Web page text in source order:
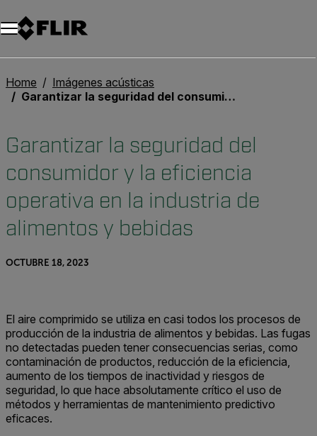
Home
Imágenes acústicas
Garantizar la seguridad del consumidor y la eficiencia operativa en la industria de alimentos y bebidas
Garantizar la seguridad del
consumidor y la eficiencia
operativa en la industria de
alimentos y bebidas
OCTUBRE 18, 2023
El aire comprimido se utiliza en casi todos los procesos de
producción de la industria de alimentos y bebidas. Las fugas
no detectadas pueden tener consecuencias serias, como
contaminación de productos, reducción de la eficiencia,
aumento de los tiempos de inactividad y riesgos de
seguridad, lo que hace absolutamente crítico el uso de
métodos y herramientas de mantenimiento predictivo
eficaces.